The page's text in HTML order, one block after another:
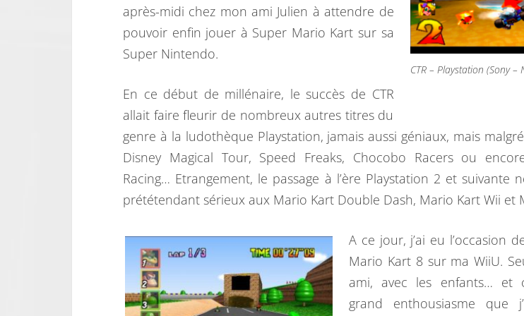
A
I
T
L
E
P
E
I
D
CTR – Playstation (Sony
après-midi chez mon ami Julien à attendre de
pouvoir enfin jouer à Super Mario Kart sur sa
Super Nintendo.
En ce début de millénaire, le succès de CTR
allait faire fleurir de nombreux autres titres du
genre à la ludothèque Playstation, jamais aussi géniaux, mais
Disney Magical Tour, Speed Freaks, Chocobo Racers ou
Racing… Etrangement, le passage à l’ère Playstation 2 et suivante
prététendant sérieux aux Mario Kart Double Dash, Mario Kart Wii et
A ce jour, j’ai eu l’occasion
Mario Kart 8 sur ma WiiU.
ami, avec les enfants… et
grand enthousiasme que